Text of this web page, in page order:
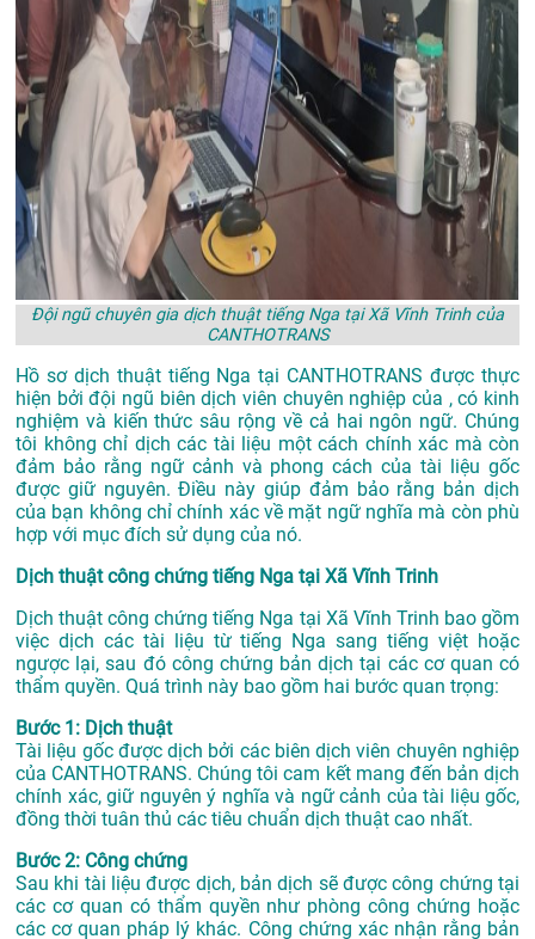
Đội ngũ chuyên gia dịch thuật tiếng Nga tại Xã Vĩnh Trinh của
CANTHOTRANS
Hồ sơ dịch thuật tiếng Nga tại CANTHOTRANS được thực
hiện bởi đội ngũ biên dịch viên chuyên nghiệp của , có kinh
nghiệm và kiến thức sâu rộng về cả hai ngôn ngữ. Chúng
tôi không chỉ dịch các tài liệu một cách chính xác mà còn
đảm bảo rằng ngữ cảnh và phong cách của tài liệu gốc
được giữ nguyên. Điều này giúp đảm bảo rằng bản dịch
của bạn không chỉ chính xác về mặt ngữ nghĩa mà còn phù
hợp với mục đích sử dụng của nó.
Dịch thuật công chứng tiếng Nga tại Xã Vĩnh Trinh
Dịch thuật công chứng tiếng Nga tại Xã Vĩnh Trinh bao gồm
việc dịch các tài liệu từ tiếng Nga sang tiếng việt hoặc
ngược lại, sau đó công chứng bản dịch tại các cơ quan có
thẩm quyền. Quá trình này bao gồm hai bước quan trọng:
Bước 1: Dịch thuật
Tài liệu gốc được dịch bởi các biên dịch viên chuyên nghiệp
của CANTHOTRANS. Chúng tôi cam kết mang đến bản dịch
chính xác, giữ nguyên ý nghĩa và ngữ cảnh của tài liệu gốc,
đồng thời tuân thủ các tiêu chuẩn dịch thuật cao nhất.
Bước 2: Công chứng
Sau khi tài liệu được dịch, bản dịch sẽ được công chứng tại
các cơ quan có thẩm quyền như phòng công chứng hoặc
các cơ quan pháp lý khác. Công chứng xác nhận rằng bản